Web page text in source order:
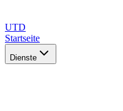
UTD
Startseite
Dienste